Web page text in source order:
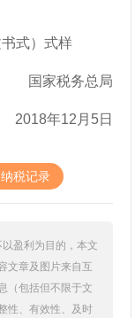
式）式样
国家税务总局
2018年12月5日
纳税记录
盈利为目的，本文
文章及图片来自互
（包括但不限于文
性、有效性、及时